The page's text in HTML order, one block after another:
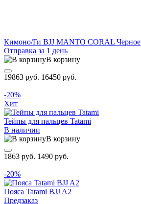
Кимоно/Ги BJJ MANTO CORAL Черное
Отправка за 1 день
В корзину
19863 руб. 16450 руб.
-20%
Хит
Тейпы для пальцев Tatami
В наличии
В корзину
1863 руб. 1490 руб.
-20%
Пояса Tatami BJJ A2
Предзаказ